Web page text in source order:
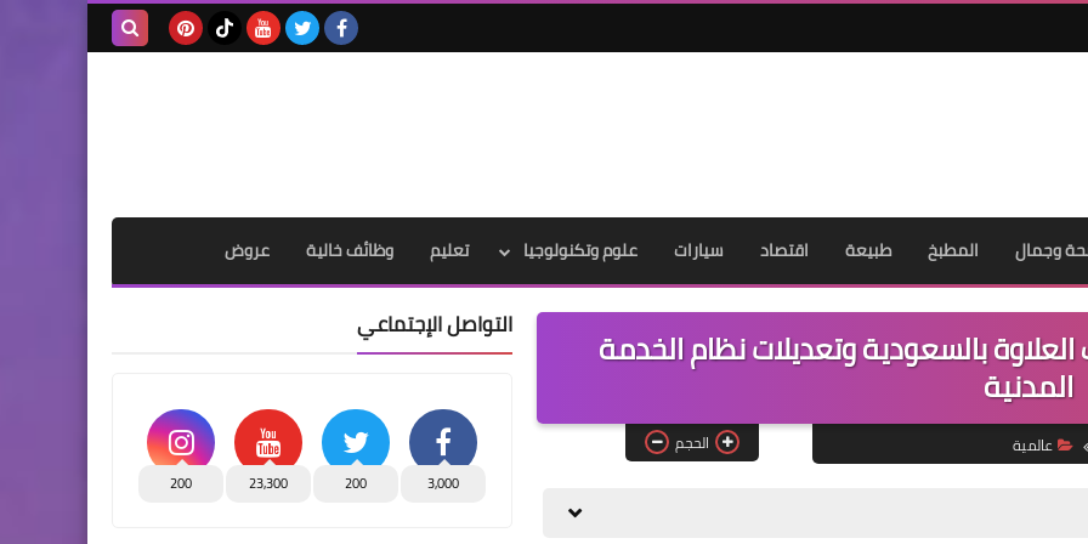
وجمال المطبخ طبيعة اقتصاد سيارات علوم وتكنولوجيا تعليم وظائف خالية عروض
بالسعودية وتعديلات نظام الخدمة
المدنية
عالمية الحجم
التواصل الإجتماعي
3,000
200
23,300
200